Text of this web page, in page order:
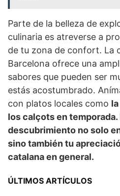
Parte de la belleza de
culinaria es atreverse a
de tu zona de confort. La
Barcelona ofrece una
sabores que pueden ser
estás acostumbrado.
con platos locales como
loscalçotsen temporada.
descubrimiento no solo
sino también tu
catalana en general.
ÚLTIMOS ARTÍCULOS